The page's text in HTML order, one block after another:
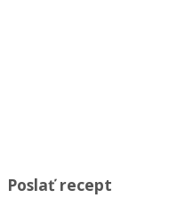
Poslať recept